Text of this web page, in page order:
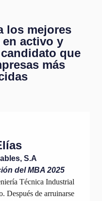
los mejores
en activo y
candidato que
presas más
idas
S.A
del MBA 2025
Técnica Industrial
Después de arruinarse